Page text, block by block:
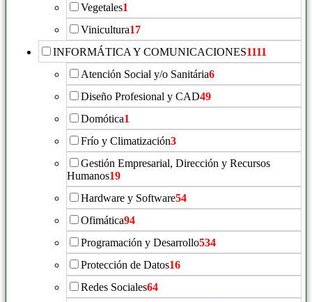
Vegetales1
Vinicultura17
INFORMÁTICA Y COMUNICACIONES1111
Atención Social y/o Sanitária6
Diseño Profesional y CAD49
Domótica1
Frío y Climatización3
Gestión Empresarial, Dirección y Recursos
Humanos19
Hardware y Software54
Ofimática94
Programación y Desarrollo534
Protección de Datos16
Redes Sociales64